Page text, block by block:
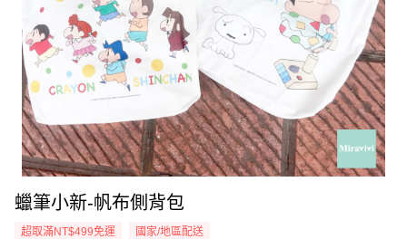
蠟筆小新-帆布側背包
超取滿NT$499免運 國家/地區配送